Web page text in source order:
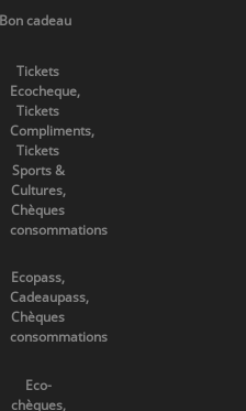
Bon cadeau
Tickets
Ecocheque,
Tickets
Compliments,
Tickets
Sports &
Cultures,
Chèques
consommations
Ecopass,
Cadeaupass,
Chèques
consommations
Eco-
chèques,